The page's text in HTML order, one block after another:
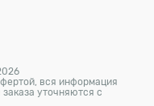
вся информация
уточняются с